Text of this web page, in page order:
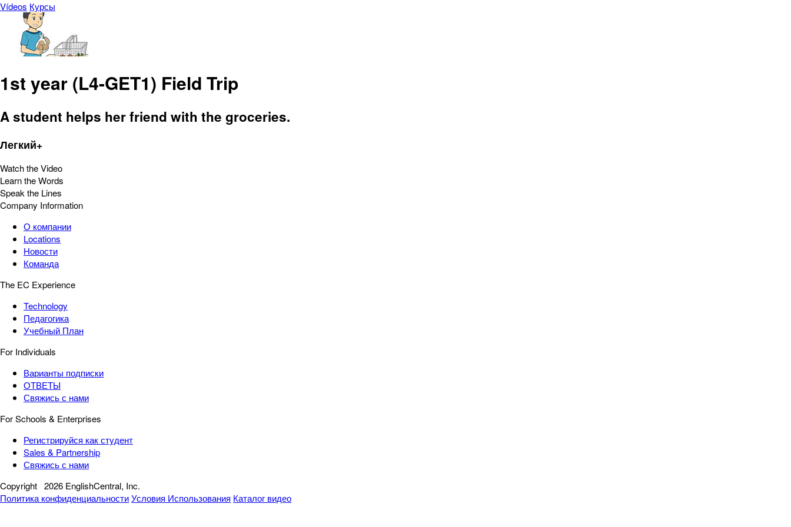
Vídeos Курсы
1st year (L4-GET1) Field Trip
A student helps her friend with the groceries.
Легкий+
Watch the Video
Learn the Words
Speak the Lines
Company Information
О компании
Locations
Новости
Команда
The EC Experience
Technology
Педагогика
Учебный План
For Individuals
Варианты подписки
ОТВЕТЫ
Свяжись с нами
For Schools & Enterprises
Регистрируйся как студент
Sales & Partnership
Свяжись с нами
Copyright 2026 EnglishCentral, Inc.
Политика конфиденциальностиУсловия Использования Каталог видео